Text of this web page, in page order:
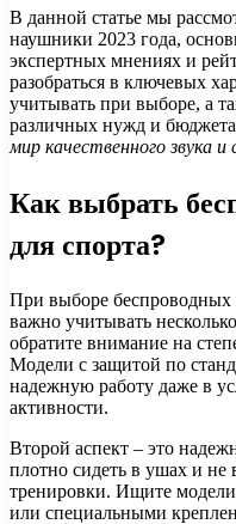
В данной статье мы
наушники 2023 года,
экспертных мнениях и
разобраться в ключевых
учитывать при выборе, а
различных нужд и
мир качественного звука
Как выбрать
для спорта?
При выборе беспроводных
важно учитывать
обратите внимание на
Модели с защитой по
надежную работу даже в
активности.
Второй аспект – это
плотно сидеть в ушах и не
тренировки. Ищите
или специальными